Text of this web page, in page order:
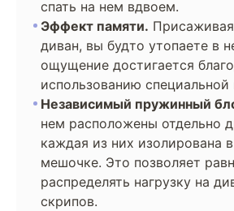
спать на нем вдвоем.
Эффект памяти.
диван, вы будто утопаете в
ощущение достигается
использованию специальной
Независимый пружинный
нем расположены отдельно
каждая из них изолирована
мешочке. Это позволяет
распределять нагрузку на
скрипов.